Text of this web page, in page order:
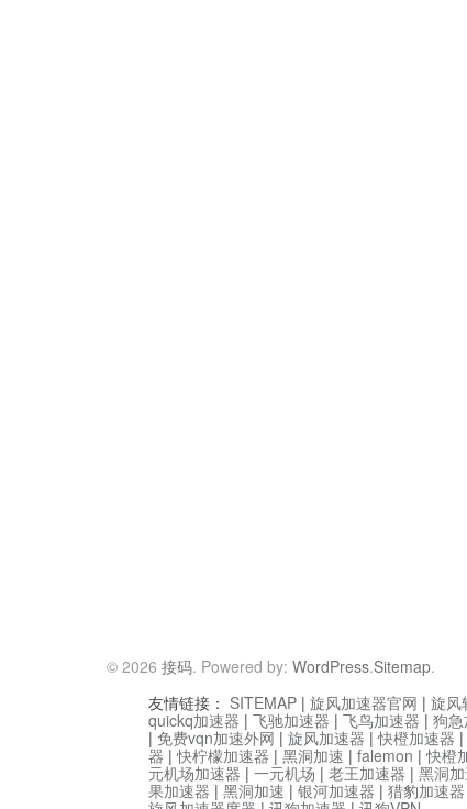
© 2026 接码. Powered by: WordPress.Sitemap.
友情链接： SITEMAP | 旋风加速器官网 | 旋风
quickq加速器 | 飞驰加速器 | 飞鸟加速器 | 狗
| 免费vqn加速外网 | 旋风加速器 |快橙加速器 |
器 |快柠檬加速器 | 黑洞加速 | falemon |快橙
元机场加速器 | 一元机场 | 老王加速器 | 黑洞
果加速器 | 黑洞加速 | 银河加速器 | 猎豹加速器